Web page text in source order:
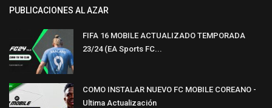
PUBLICACIONES AL AZAR
FIFA 16 MOBILE ACTUALIZADO TEMPORADA
23/24 (EA Sports FC...
COMO INSTALAR NUEVO FC MOBILE COREANO -
Ultima Actualización